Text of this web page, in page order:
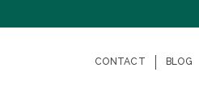
CONTACT BLOG